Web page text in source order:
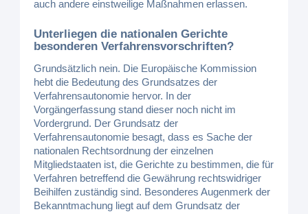
auch andere einstweilige Maßnahmen erlassen.
Unterliegen die nationalen Gerichte
besonderen Verfahrensvorschriften?
Grundsätzlich nein. Die Europäische Kommission
hebt die Bedeutung des Grundsatzes der
Verfahrensautonomie hervor. In der
Vorgängerfassung stand dieser noch nicht im
Vordergrund. Der Grundsatz der
Verfahrensautonomie besagt, dass es Sache der
nationalen Rechtsordnung der einzelnen
Mitgliedstaaten ist, die Gerichte zu bestimmen, die für
Verfahren betreffend die Gewährung rechtswidriger
Beihilfen zuständig sind. Besonderes Augenmerk der
Bekanntmachung liegt auf dem Grundsatz der